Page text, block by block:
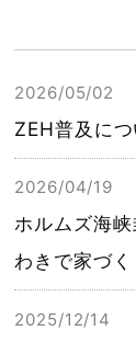
2026/05/02
ZEH普及につ
2026/04/19
ホルムズ海
わきで家づ
2025/12/14